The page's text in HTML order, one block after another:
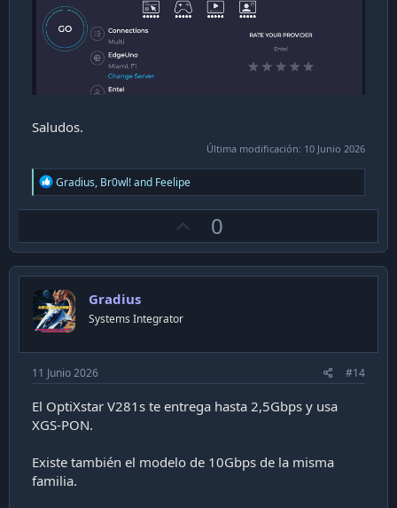
Saludos.
Última modificación: 10 Junio 2026
R
e
a
i
o
n
s
:
Gradius, Br0wl!and Feelipe
p
v
0
Gradius
Systems Integrator
11 Junio 2026 #14
El OptiXstar V281s te entrega hasta 2,5Gbps y usa
XGS-PON.
Existe también el modelo de 10Gbps de la misma
familia.